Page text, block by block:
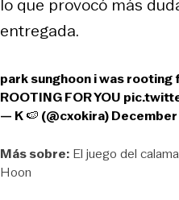
lo que provocó más
entregada.
park sunghoon i was rooting
ROOTING FOR YOU
— K 🍉 (@cxokira)
Más sobre: El juego del
Hoon